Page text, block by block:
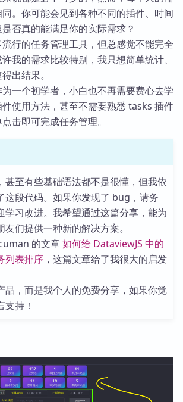
。你可能会见到各种不同的插件、时间
否真的能满足你的实际需求？
行的任务管理工具，但总感觉不能完全
我的需求比较特别，我只想简单统计、
出结果。
一个初学者，小白也不再需要费心去学
使用方法，甚至不需要熟悉 tasks 插件
击即可完成任务管理。
甚至有些基础语法都不是很懂，但我依
这段代码。如果你发现了 bug，请务
学习改进。我希望通过这篇分享，能为
们提供一种新的解决方案。
的文章如何给 DataviewJS 中的
列表排序，这篇文章给了我很大的启发
品，而是我个人的免费分享，如果你觉
持！